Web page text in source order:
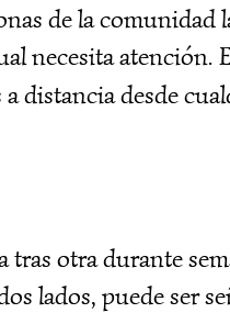
de la comunidad
necesita atención.
a distancia desde
otra durante
lados, puede ser